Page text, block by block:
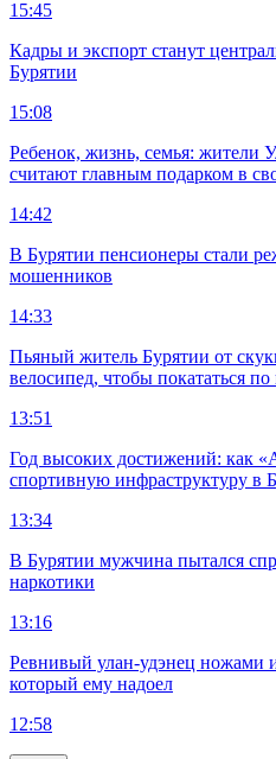
15:45
Кадры и экспорт станут
Бурятии
15:08
Ребенок, жизнь, семья: жители
считают главным подарком в
14:42
В Бурятии пенсионеры стали
мошенников
14:33
Пьяный житель Бурятии от
велосипед, чтобы покататься по
13:51
Год высоких достижений: как
спортивную инфраструктуру в
13:34
В Бурятии мужчина пытался
наркотики
13:16
Ревнивый улан-удэнец ножами
который ему надоел
12:58